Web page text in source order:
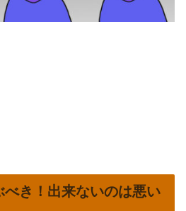
き！出来ないのは悪い